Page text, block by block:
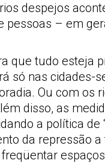
despejos
– em
que tudo esteja
só nas cidades-
Ou com os
disso, as
a política de
da repressão